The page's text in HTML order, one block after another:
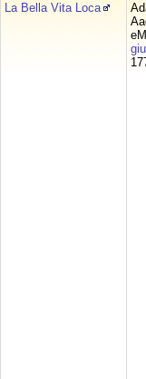
La Bella Vita Loca